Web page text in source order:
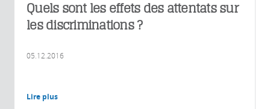
Quels sont les effets des attentats sur
les discriminations ?
05.12.2016
Lire plus